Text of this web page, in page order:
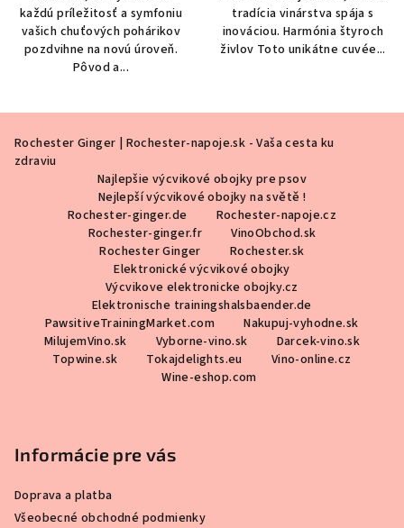
každú príležitosť a symfoniu
vašich chuťových pohárikov
pozdvihne na novú úroveň.
Pôvod a...
tradícia vinárstva spája s
inováciou. Harmónia štyroch
živlov Toto unikátne cuvée...
Rochester Ginger | Rochester-napoje.sk - Vaša cesta ku
zdraviu
Najlepšie výcvikové obojky pre psov
Nejlepší výcvikové obojky na světě !
Rochester-ginger.de
Rochester-napoje.cz
Rochester-ginger.fr
VinoObchod.sk
Rochester Ginger
Rochester.sk
Elektronické výcvikové obojky
Výcvikove elektronicke obojky.cz
Elektronische trainingshalsbaender.de
PawsitiveTrainingMarket.com
Nakupuj-vyhodne.sk
MilujemVino.sk
Vyborne-vino.sk
Darcek-vino.sk
Topwine.sk
Tokajdelights.eu
Vino-online.cz
Wine-eshop.com
Informácie pre vás
Doprava a platba
Všeobecné obchodné podmienky